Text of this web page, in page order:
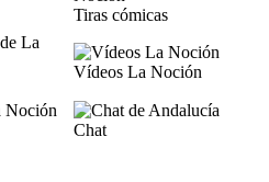
Tiras cómicas
Vídeos La Noción
Chat